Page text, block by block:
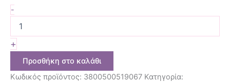
-
+
Προσθήκη στο καλάθι
Κωδικός προϊόντος: 3800500519067 Κατηγορία: